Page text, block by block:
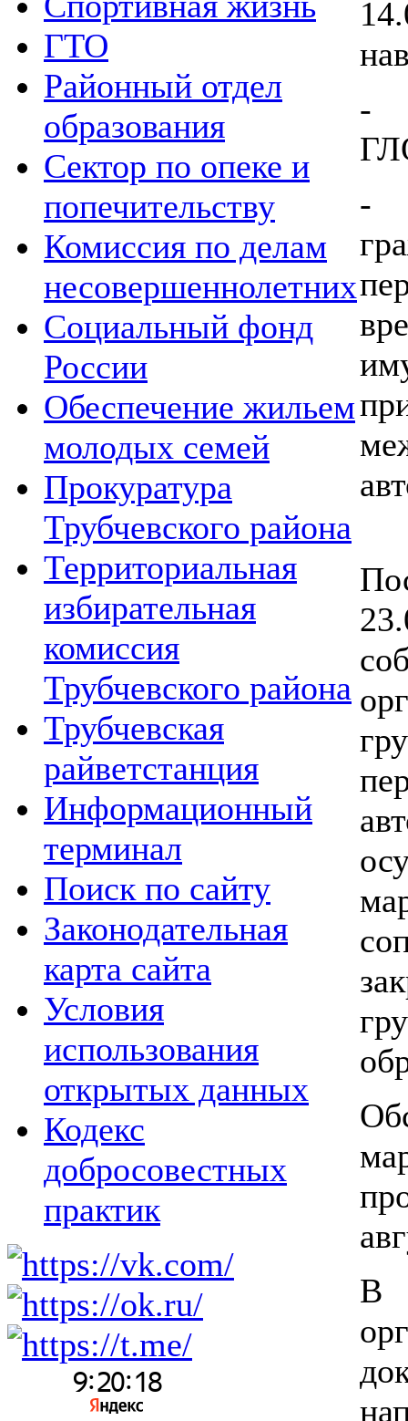
ГТО
Районный отдел
образования
Сектор по опеке и
попечительству
Комиссия по делам
несовершеннолетних
Социальный фонд
России
Обеспечение жильем
молодых семей
Прокуратура
Трубчевского района
Территориальная
избирательная
комиссия
Трубчевского района
Трубчевская
райветстанция
Информационный
терминал
Поиск по сайту
Законодательная
карта сайта
Условия
использования
открытых данных
Кодекс
добросовестных
практик
-
-
В